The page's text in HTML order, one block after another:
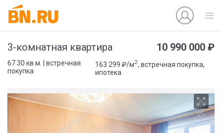
3-комнатная квартира 10 990 000 ₽
67.30 кв.м. | встречная
покупка
163 299 ₽/м2, встречная покупка,
ипотека